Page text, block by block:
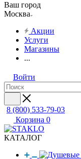
Ваш город
Москва
Акции
Услуги
Магазины
...
Войти
8 (800) 533-79-03
Корзина 0
КАТАЛОГ